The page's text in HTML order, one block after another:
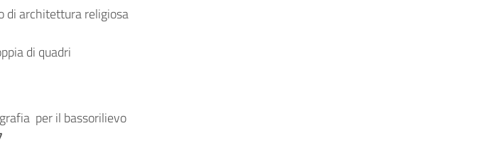
di architettura religiosa
di quadri
per il bassorilievo